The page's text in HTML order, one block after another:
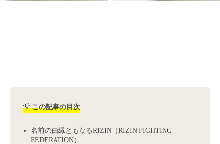
この記事の目次
名前の由縁ともなるRIZIN（RIZIN FIGHTING
FEDERATION）